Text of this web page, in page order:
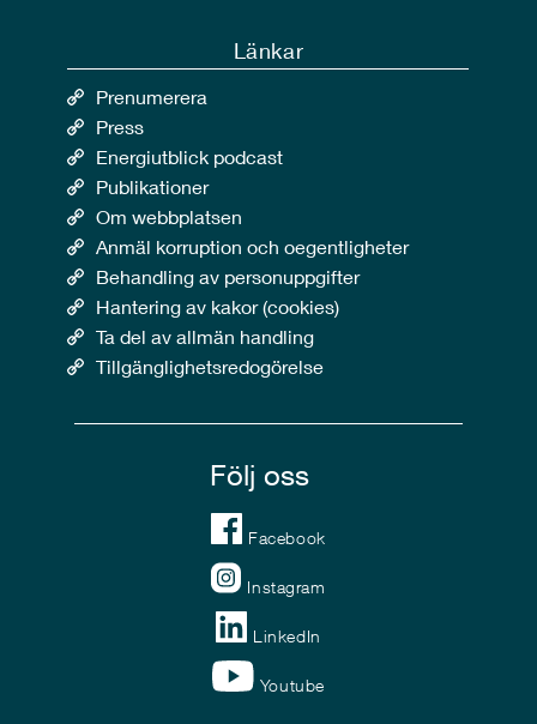
Länkar
Prenumerera
Press
Energiutblick podcast
Publikationer
Om webbplatsen
Anmäl korruption och oegentligheter
Behandling av personuppgifter
Hantering av kakor (cookies)
Ta del av allmän handling
Tillgänglighetsredogörelse
Följ oss
Facebook
Instagram
LinkedIn
Youtube